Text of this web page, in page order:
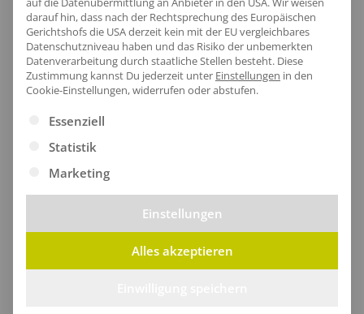
Eleganter Verschluss
Der gleichfarbige Verschluss aus hochwertigem
darauf hin, dass nach der Rechtsprechung des Europäischen
Gerichtshofs die USA derzeit kein mit der EU vergleichbares
Datenschutzniveau haben und das Risiko der unbemerkten
Datenverarbeitung durch staatliche Stellen besteht. Diese
Zustimmung kannst Du jederzeit unter Einstellungen in den
Cookie-Einstellungen, widerrufen oder abstufen.
Es folgt eine Liste der Service-Gruppen, für die eine
Essenziell
Statistik
Marketing
Einstellungen
Alles akzeptieren